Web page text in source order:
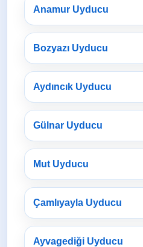
Anamur Uyducu
Bozyazı Uyducu
Aydıncık Uyducu
Gülnar Uyducu
Mut Uyducu
Çamlıyayla Uyducu
Ayvagediği Uyducu